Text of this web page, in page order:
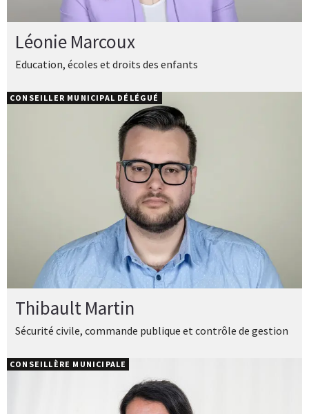
Léonie Marcoux
Education, écoles et droits des enfants
Thibault Martin
Sécurité civile, commande publique et contrôle de gestion
CONSEILLER MUNICIPAL DÉLÉGUÉ
CONSEILLÈRE MUNICIPALE